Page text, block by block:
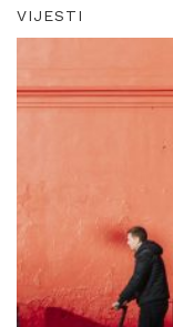
VIJESTI